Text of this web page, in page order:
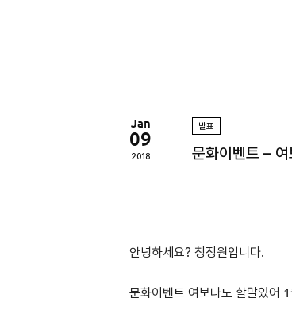
Jan
09
2018
발표
문화이벤트 –
안녕하세요? 청정원입니다.
문화이벤트여보나도 할말있어 1